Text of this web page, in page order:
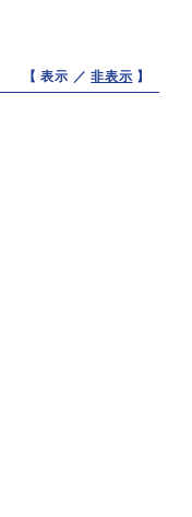
【 表示 ／非表示 】